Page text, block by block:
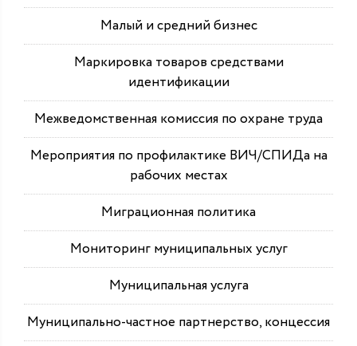
Малый и средний бизнес
Маркировка товаров средствами
идентификации
Межведомственная комиссия по охране труда
Мероприятия по профилактике ВИЧ/СПИДа на
рабочих местах
Миграционная политика
Мониторинг муниципальных услуг
Муниципальная услуга
Муниципально-частное партнерство, концессия